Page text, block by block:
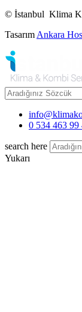
© İstanbul Klima
TasarımAnkara
0 534 463 99
search here
Yukarı